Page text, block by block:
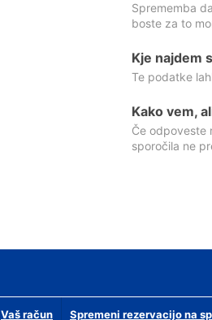
Sprememba
boste za to
Kje najdem
Te podatke
Kako vem,
Če odpoveste
sporočila ne
Vaš račun Spremeni rezervacijo na